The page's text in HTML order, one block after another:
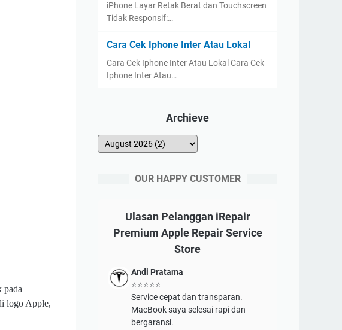
pada
logo Apple,
iPhone Layar Retak Berat dan Touchscreen
Tidak Responsif:…
Cara Cek Iphone Inter Atau Lokal
Cara Cek Iphone Inter Atau Lokal Cara Cek
Iphone Inter Atau…
Archieve
OUR HAPPY CUSTOMER
Ulasan Pelanggan iRepair
Premium Apple Repair Service
Store
Andi Pratama
⭐⭐⭐⭐⭐
Service cepat dan transparan.
MacBook saya selesai rapi dan
bergaransi.